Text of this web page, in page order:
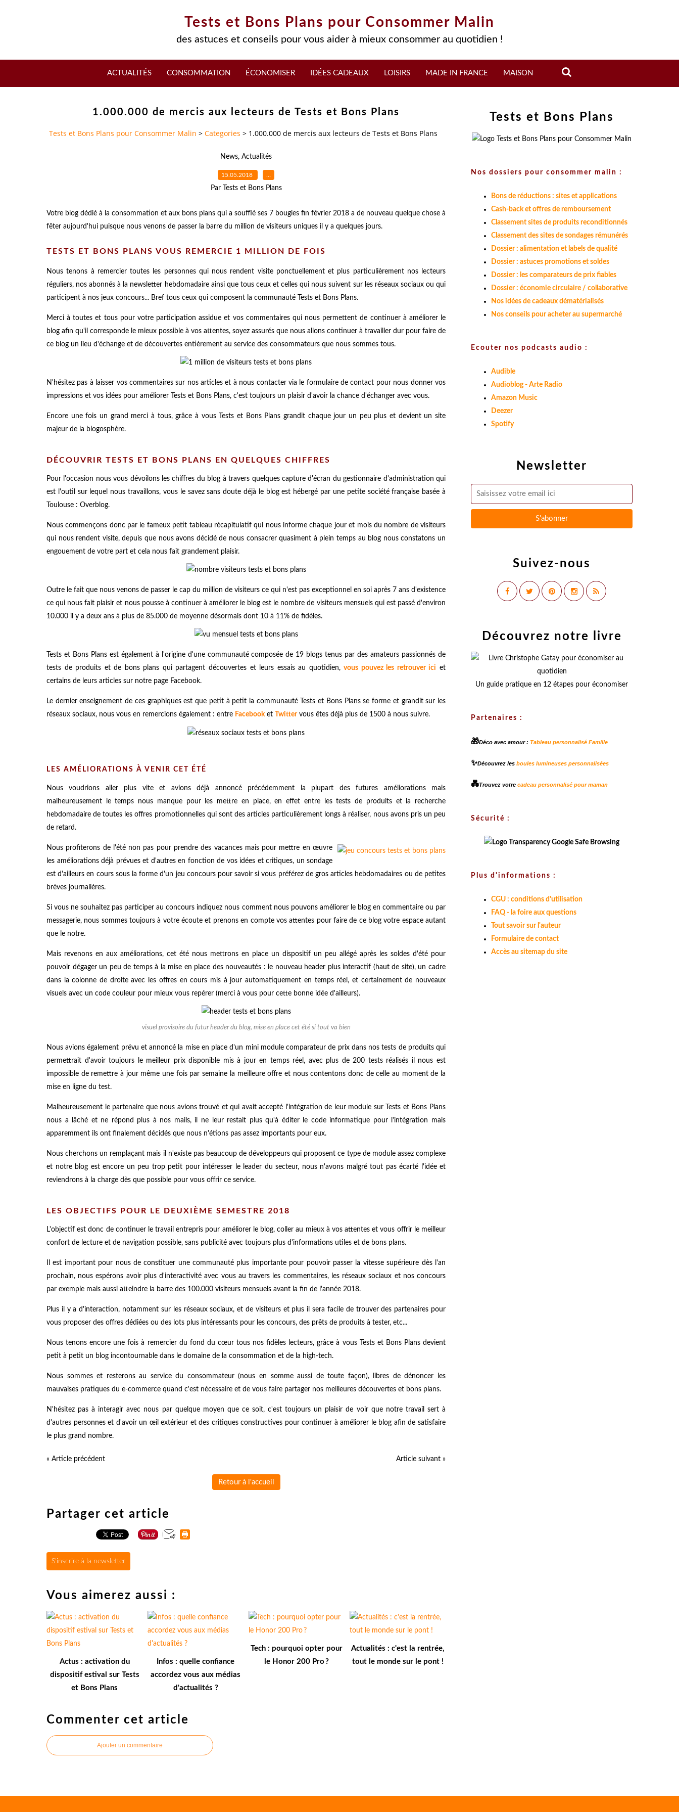
Tests et Bons Plans pour Consommer Malin
des astuces et conseils pour vous aider à mieux consommer au quotidien !
ACTUALITÉS CONSOMMATION ÉCONOMISER IDÉES CADEAUX LOISIRS MADE IN FRANCE MAISON
1.000.000 de mercis aux lecteurs de Tests et Bons Plans
Tests et Bons Plans pour Consommer Malin > Categories > 1.000.000 de mercis aux lecteurs de Tests et Bons Plans
News, Actualités
15.05.2018 …
Par Tests et Bons Plans
Votre blog dédié à la consommation et aux bons plans qui a soufflé ses 7 bougies fin février 2018 a de nouveau quelque chose à
fêter aujourd'hui puisque nous venons de passer la barre du million de visiteurs uniques il y a quelques jours.
TESTS ET BONS PLANS VOUS REMERCIE 1 MILLION DE FOIS
Nous tenons à remercier toutes les personnes qui nous rendent visite ponctuellement et plus particulièrement nos lecteurs
réguliers, nos abonnés à la newsletter hebdomadaire ainsi que tous ceux et celles qui nous suivent sur les réseaux sociaux ou qui
participent à nos jeux concours... Bref tous ceux qui composent la communauté Tests et Bons Plans.
Merci à toutes et tous pour votre participation assidue et vos commentaires qui nous permettent de continuer à améliorer le
blog afin qu'il corresponde le mieux possible à vos attentes, soyez assurés que nous allons continuer à travailler dur pour faire de
ce blog un lieu d'échange et de découvertes entièrement au service des consommateurs que nous sommes tous.
N'hésitez pas à laisser vos commentaires sur nos articles et à nous contacter via le formulaire de contact pour nous donner vos
impressions et vos idées pour améliorer Tests et Bons Plans, c'est toujours un plaisir d'avoir la chance d'échanger avec vous.
Encore une fois un grand merci à tous, grâce à vous Tests et Bons Plans grandit chaque jour un peu plus et devient un site
majeur de la blogosphère.
DÉCOUVRIR TESTS ET BONS PLANS EN QUELQUES CHIFFRES
Pour l'occasion nous vous dévoilons les chiffres du blog à travers quelques capture d'écran du gestionnaire d'administration qui
est l'outil sur lequel nous travaillons, vous le savez sans doute déjà le blog est hébergé par une petite société française basée à
Toulouse : Overblog.
Nous commençons donc par le fameux petit tableau récapitulatif qui nous informe chaque jour et mois du nombre de visiteurs
qui nous rendent visite, depuis que nous avons décidé de nous consacrer quasiment à plein temps au blog nous constatons un
engouement de votre part et cela nous fait grandement plaisir.
Outre le fait que nous venons de passer le cap du million de visiteurs ce qui n'est pas exceptionnel en soi après 7 ans d'existence
ce qui nous fait plaisir et nous pousse à continuer à améliorer le blog est le nombre de visiteurs mensuels qui est passé d'environ
10.000 il y a deux ans à plus de 85.000 de moyenne désormais dont 10 à 11% de fidèles.
Tests et Bons Plans est également à l'origine d'une communauté composée de 19 blogs tenus par des amateurs passionnés de
tests de produits et de bons plans qui partagent découvertes et leurs essais au quotidien,vous pouvez les retrouver ici et
certains de leurs articles sur notre page Facebook.
Le dernier enseignement de ces graphiques est que petit à petit la communauté Tests et Bons Plans se forme et grandit sur les
réseaux sociaux, nous vous en remercions également : entre Facebooket Twittervous êtes déjà plus de 1500 à nous suivre.
LES AMÉLIORATIONS À VENIR CET ÉTÉ
Nous voudrions aller plus vite et avions déjà annoncé précédemment la plupart des futures améliorations mais
malheureusement le temps nous manque pour les mettre en place, en effet entre les tests de produits et la recherche
hebdomadaire de toutes les offres promotionnelles qui sont des articles particulièrement longs à réaliser, nous avons pris un peu
de retard.
Nous profiterons de l'été non pas pour prendre des vacances mais pour mettre en œuvre
les améliorations déjà prévues et d'autres en fonction de vos idées et critiques, un sondage
est d'ailleurs en cours sous la forme d'un jeu concours pour savoir si vous préférez de gros articles hebdomadaires ou de petites
brèves journalières.
Si vous ne souhaitez pas participer au concours indiquez nous comment nous pouvons améliorer le blog en commentaire ou par
messagerie, nous sommes toujours à votre écoute et prenons en compte vos attentes pour faire de ce blog votre espace autant
que le notre.
Mais revenons en aux améliorations, cet été nous mettrons en place un dispositif un peu allégé après les soldes d'été pour
pouvoir dégager un peu de temps à la mise en place des nouveautés : le nouveau header plus interactif (haut de site), un cadre
dans la colonne de droite avec les offres en cours mis à jour automatiquement en temps réel, et certainement de nouveaux
visuels avec un code couleur pour mieux vous repérer (merci à vous pour cette bonne idée d'ailleurs).
visuel provisoire du futur header du blog, mise en place cet été si tout va bien
Nous avions également prévu et annoncé la mise en place d'un mini module comparateur de prix dans nos tests de produits qui
permettrait d'avoir toujours le meilleur prix disponible mis à jour en temps réel, avec plus de 200 tests réalisés il nous est
impossible de remettre à jour même une fois par semaine la meilleure offre et nous contentons donc de celle au moment de la
mise en ligne du test.
Malheureusement le partenaire que nous avions trouvé et qui avait accepté l'intégration de leur module sur Tests et Bons Plans
nous a lâché et ne répond plus à nos mails, il ne leur restait plus qu'à éditer le code informatique pour l'intégration mais
apparemment ils ont finalement décidés que nous n'étions pas assez importants pour eux.
Nous cherchons un remplaçant mais il n'existe pas beaucoup de développeurs qui proposent ce type de module assez complexe
et notre blog est encore un peu trop petit pour intéresser le leader du secteur, nous n'avons malgré tout pas écarté l'idée et
reviendrons à la charge dès que possible pour vous offrir ce service.
LES OBJECTIFS POUR LE DEUXIÈME SEMESTRE 2018
L'objectif est donc de continuer le travail entrepris pour améliorer le blog, coller au mieux à vos attentes et vous offrir le meilleur
confort de lecture et de navigation possible, sans publicité avec toujours plus d'informations utiles et de bons plans.
Il est important pour nous de constituer une communauté plus importante pour pouvoir passer la vitesse supérieure dès l'an
prochain, nous espérons avoir plus d'interactivité avec vous au travers les commentaires, les réseaux sociaux et nos concours
par exemple mais aussi atteindre la barre des 100.000 visiteurs mensuels avant la fin de l'année 2018.
Plus il y a d'interaction, notamment sur les réseaux sociaux, et de visiteurs et plus il sera facile de trouver des partenaires pour
vous proposer des offres dédiées ou des lots plus intéressants pour les concours, des prêts de produits à tester, etc...
Nous tenons encore une fois à remercier du fond du cœur tous nos fidèles lecteurs, grâce à vous Tests et Bons Plans devient
petit à petit un blog incontournable dans le domaine de la consommation et de la high-tech.
Nous sommes et resterons au service du consommateur (nous en somme aussi de toute façon), libres de dénoncer les
mauvaises pratiques du e-commerce quand c'est nécessaire et de vous faire partager nos meilleures découvertes et bons plans.
N'hésitez pas à interagir avec nous par quelque moyen que ce soit, c'est toujours un plaisir de voir que notre travail sert à
d'autres personnes et d'avoir un œil extérieur et des critiques constructives pour continuer à améliorer le blog afin de satisfaire
le plus grand nombre.
« Article précédent Article suivant »
Retour à l'accueil
Partager cet article
S'inscrire à la newsletter
Vous aimerez aussi :
Actus : activation du
dispositif estival sur Tests
et Bons Plans
Infos : quelle confiance
accordez vous aux médias
d'actualités ?
Tech : pourquoi opter pour
le Honor 200 Pro ?
Actualités : c'est la rentrée,
tout le monde sur le pont !
Commenter cet article
Ajouter un commentaire
Newsletter
Suivez-nous
Tests et Bons Plans
Nos dossiers pour consommer malin :
Bons de réductions : sites et applications
Cash-back et offres de remboursement
Classement sites de produits reconditionnés
Classement des sites de sondages rémunérés
Dossier : alimentation et labels de qualité
Dossier : astuces promotions et soldes
Dossier : les comparateurs de prix fiables
Dossier : économie circulaire / collaborative
Nos idées de cadeaux dématérialisés
Nos conseils pour acheter au supermarché
Ecouter nos podcasts audio :
Audible
Audioblog - Arte Radio
Amazon Music
Deezer
Spotify
Découvrez notre livre
Un guide pratique en 12 étapes pour économiser
Partenaires :
🎁Déco avec amour : Tableau personnalisé Famille
✨Découvrez les boules lumineuses personnalisées
💑Trouvez votre cadeau personnalisé pour maman
Sécurité :
Plus d'informations :
CGU : conditions d'utilisation
FAQ - la foire aux questions
Tout savoir sur l'auteur
Formulaire de contact
Accès au sitemap du site